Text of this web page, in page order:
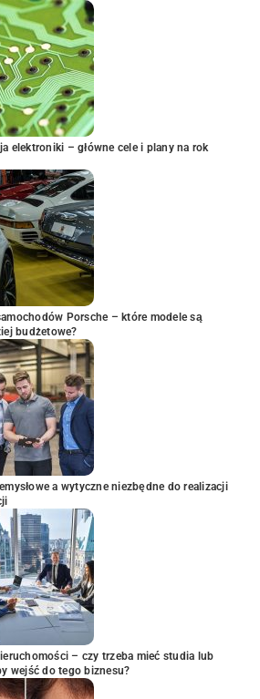
elektroniki – główne cele i plany na rok
Porsche – które modele są
budżetowe?
a wytyczne niezbędne do realizacji
– czy trzeba mieć studia lub
wejść do tego biznesu?